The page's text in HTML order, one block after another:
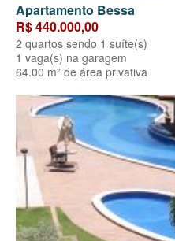
Apartamento Bessa
R$ 440.000,00
2 quartos sendo 1 suíte(s)
1 vaga(s) na garagem
64.00 m² de área privativa